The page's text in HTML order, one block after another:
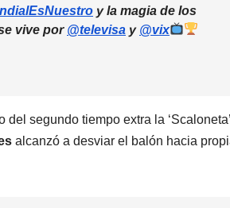
y la magia de los
vive por @televisa y @vix
segundo tiempo extra la ‘Scaloneta’
alcanzó a desviar el balón hacia